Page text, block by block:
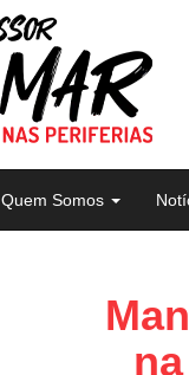
Quem Somos